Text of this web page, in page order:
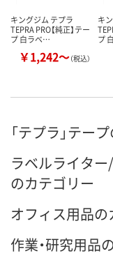
キングジム テプラ
TEPRA PRO【純正】テー
プ 白ラベ…
￥1,242～（税込）
キ
プ
「テプラ」テー
ラベルライタ
のカテゴリー
オフィス用品の
作業・研究用品